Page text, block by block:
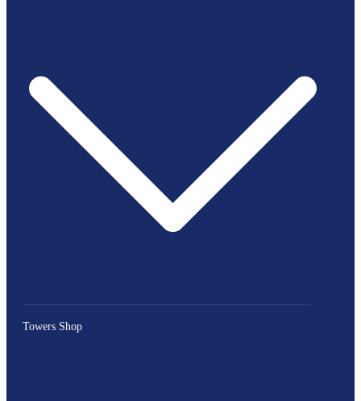
Towers Shop